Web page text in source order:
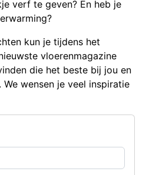
verf te geven? En heb je
kun je tijdens het
vloerenmagazine
die het beste bij jou en
wensen je veel inspiratie